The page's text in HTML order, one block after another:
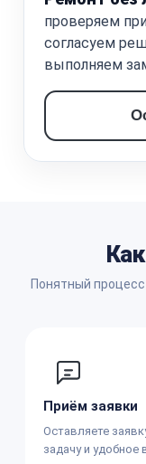
проверяем
согласуем
выполняем
Понятный
Приём заявки
Оставляете
задачу и удобное